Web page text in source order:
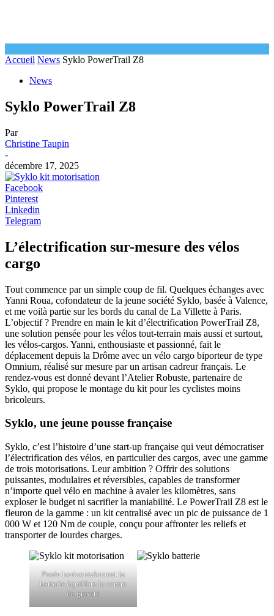
Accueil News Syklo PowerTrail Z8
News
Syklo PowerTrail Z8
Par
Christine Taupin
-
décembre 17, 2025
Facebook
Pinterest
Linkedin
Telegram
L’électrification sur-mesure des vélos
cargo
Tout commence par un simple coup de fil. Quelques échanges avec
Yanni Roua, cofondateur de la jeune société Syklo, basée à Valence,
et me voilà partie sur les bords du canal de La Villette à Paris.
L’objectif ? Prendre en main le kit d’électrification PowerTrail Z8,
une solution pensée pour les vélos tout-terrain mais aussi et surtout,
les vélos-cargos. Yanni, enthousiaste et passionné, fait le
déplacement depuis la Drôme avec un vélo cargo biporteur de type
Omnium, réalisé sur mesure par un artisan cadreur français. Le
rendez-vous est donné devant l’Atelier Robuste, partenaire de
Syklo, qui propose le montage du kit pour les cyclistes moins
bricoleurs.
Syklo, une jeune pousse française
Syklo, c’est l’histoire d’une start-up française qui veut démocratiser
l’électrification des vélos, en particulier des cargos, avec une gamme
de trois motorisations. Leur ambition ? Offrir des solutions
puissantes, modulaires et réversibles, capables de transformer
n’importe quel vélo en machine à avaler les kilomètres, sans
exploser le budget ni sacrifier la maniabilité. Le PowerTrail Z8 est le
fleuron de la gamme : un kit centralisé avec un pic de puissance de 1
000 W et 120 Nm de couple, conçu pour affronter les reliefs et
transporter de lourdes charges.
Posée horizontalement la
batterie équilibre le centre
de gravité